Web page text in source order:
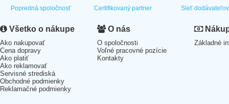
Popredná spoločnosť Certifikovaný partner Sieť dodávateľov
Všetko o nákupe
Ako nakupovať
Cena dopravy
Ako platiť
Ako reklamovať
Servisné strediská
Obchodné podmienky
Reklamačné podmienky
O nás
O spoločnosti
Voľné pracovné pozície
Kontakty
Základné